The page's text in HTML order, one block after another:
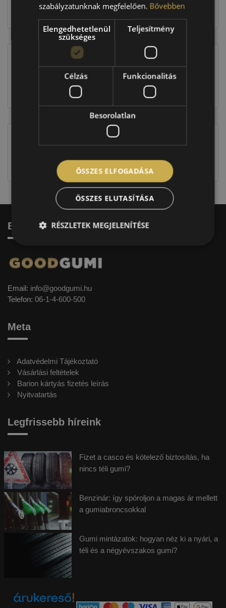
Kosárba
EU-s abroncscímke
címkével ellátott abroncs kerül kiszállításra.
Elérhetőség
Email: info@goodgumi.hu
Telefon: 06-1-4-600-500
Meta
Adatvédelmi Tájékoztató
Vásárlási feltételek
Barion kártyás fizetés leírás
Nyitvatartás
Legfrissebb híreink
Fizet a casco és kötelező biztosítás, ha
nincs téli gumi?
Benzinár: így spóroljon a magas ár mellett
a gumiabroncsokkal
Gumi mintázatok: hogyan néz ki a nyári, a
téli és a négyévszakos gumi?
szabályzatunknak megfelelően. Bővebben
Elengedhetetlenül
szükséges
Teljesítmény
Célzás Funkcionalitás
Besorolatlan
ÖSSZES ELFOGADÁSA
ÖSSZES ELUTASÍTÁSA
RÉSZLETEK MEGJELENÍTÉSE